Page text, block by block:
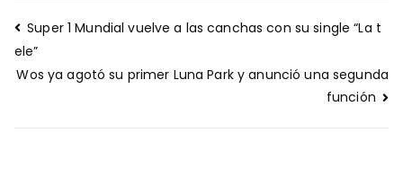
Navegación
de
entradas
Super 1 Mundial vuelve a las canchas con su single “La t
ele”
Wos ya agotó su primer Luna Park y anunció una segunda
función